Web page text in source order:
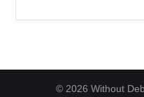
© 2026 Without